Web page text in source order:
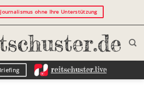
ohne Ihre Unterstützung